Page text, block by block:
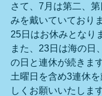
さて、7月は第二、
みを戴いていており
25日はお休みとなり
また、23日は海の日
の日と連休が続きま
土曜日を含め3連休
しくお願いいたします